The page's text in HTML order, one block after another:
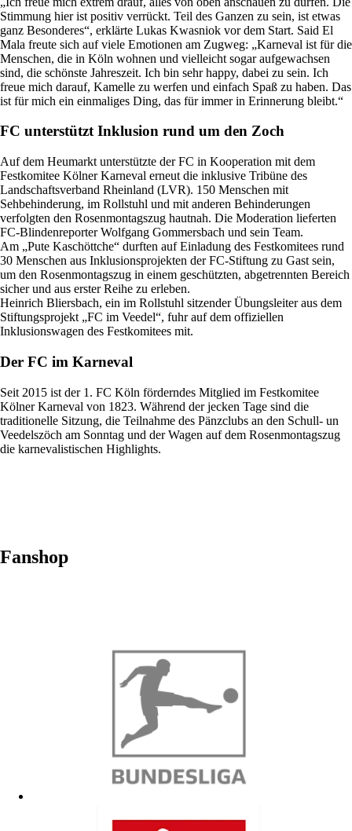
Stimmung hier ist positiv verrückt. Teil des Ganzen zu sein, ist etwas
ganz Besonderes“, erklärte Lukas Kwasniok vor dem Start. Said El
Mala freute sich auf viele Emotionen am Zugweg: „Karneval ist für die
Menschen, die in Köln wohnen und vielleicht sogar aufgewachsen
sind, die schönste Jahreszeit. Ich bin sehr happy, dabei zu sein. Ich
freue mich darauf, Kamelle zu werfen und einfach Spaß zu haben. Das
ist für mich ein einmaliges Ding, das für immer in Erinnerung bleibt.“
FC unterstützt Inklusion rund um den Zoch
Auf dem Heumarkt unterstützte der FC in Kooperation mit dem
Festkomitee Kölner Karneval erneut die inklusive Tribüne des
Landschaftsverband Rheinland (LVR). 150 Menschen mit
Sehbehinderung, im Rollstuhl und mit anderen Behinderungen
verfolgten den Rosenmontagszug hautnah. Die Moderation lieferten
FC-Blindenreporter Wolfgang Gommersbach und sein Team.
Am „Pute Kaschöttche“ durften auf Einladung des Festkomitees rund
30 Menschen aus Inklusionsprojekten der FC-Stiftung zu Gast sein,
um den Rosenmontagszug in einem geschützten, abgetrennten Bereich
sicher und aus erster Reihe zu erleben.
Heinrich Bliersbach, ein im Rollstuhl sitzender Übungsleiter aus dem
Stiftungsprojekt „FC im Veedel“, fuhr auf dem offiziellen
Inklusionswagen des Festkomitees mit.
Der FC im Karneval
Seit 2015 ist der 1. FC Köln förderndes Mitglied im Festkomitee
Kölner Karneval von 1823. Während der jecken Tage sind die
traditionelle Sitzung, die Teilnahme des Pänzclubs an den Schull- un
Veedelszöch am Sonntag und der Wagen auf dem Rosenmontagszug
die karnevalistischen Highlights.
Fanshop